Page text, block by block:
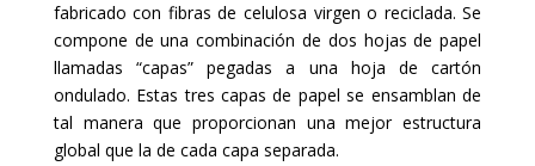
fabricado con fibras de celulosa virgen o reciclada. Se
compone de una combinación de dos hojas de papel
llamadas “capas” pegadas a una hoja de cartón
ondulado. Estas tres capas de papel se ensamblan de
tal manera que proporcionan una mejor estructura
global que la de cada capa separada.